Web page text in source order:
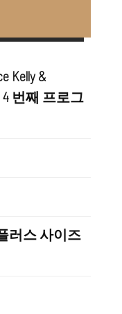
Kelly &
4 번째 프로그
러스 사이즈